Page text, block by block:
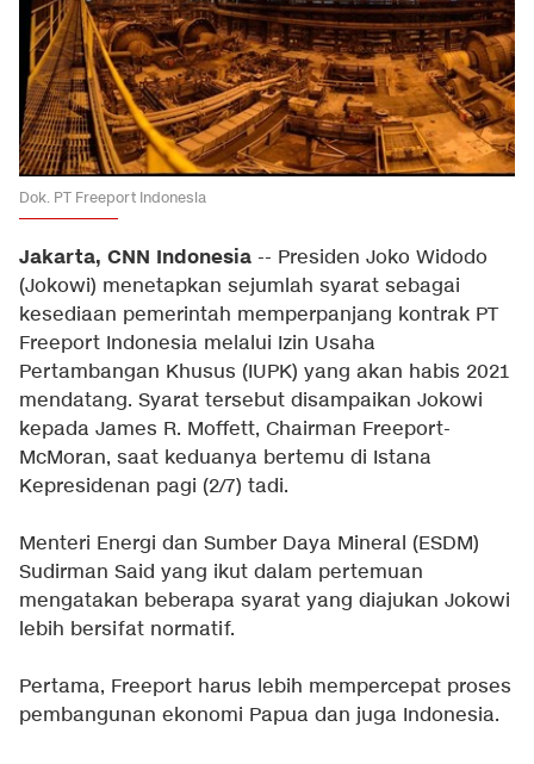
Dok. PT Freeport Indonesia
Jakarta, CNN Indonesia -- Presiden Joko Widodo
(Jokowi) menetapkan sejumlah syarat sebagai
kesediaan pemerintah memperpanjang kontrak PT
Freeport Indonesia melalui Izin Usaha
Pertambangan Khusus (IUPK) yang akan habis 2021
mendatang. Syarat tersebut disampaikan Jokowi
kepada James R. Moffett, Chairman Freeport-
McMoran, saat keduanya bertemu di Istana
Kepresidenan pagi (2/7) tadi.
Menteri Energi dan Sumber Daya Mineral (ESDM)
Sudirman Said yang ikut dalam pertemuan
mengatakan beberapa syarat yang diajukan Jokowi
lebih bersifat normatif.
Pertama, Freeport harus lebih mempercepat proses
pembangunan ekonomi Papua dan juga Indonesia.